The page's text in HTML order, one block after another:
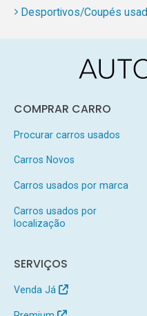
Desportivos/Coupés
COMPRAR CARRO
Procurar carros usados
Carros Novos
Carros usados por marca
Carros usados por
localização
SERVIÇOS
Venda Já